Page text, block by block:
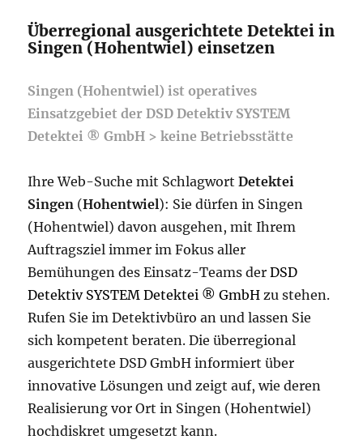
Überregional ausgerichtete Detektei in
Singen (Hohentwiel) einsetzen
Singen (Hohentwiel) ist operatives
Einsatzgebiet der DSD Detektiv SYSTEM
Detektei ® GmbH > keine Betriebsstätte
Ihre Web-Suche mit SchlagwortDetektei
Singen (Hohentwiel): Sie dürfen in Singen
(Hohentwiel) davon ausgehen, mit Ihrem
Auftragsziel immer im Fokus aller
Bemühungen des Einsatz-Teams derDSD
Detektiv SYSTEM Detektei ® GmbH zu stehen.
Rufen Sie im Detektivbüro an und lassen Sie
sich kompetent beraten. Die überregional
ausgerichtete DSD GmbH informiert über
innovative Lösungen und zeigt auf, wie deren
Realisierung vor Ort in Singen (Hohentwiel)
hochdiskret umgesetzt kann.